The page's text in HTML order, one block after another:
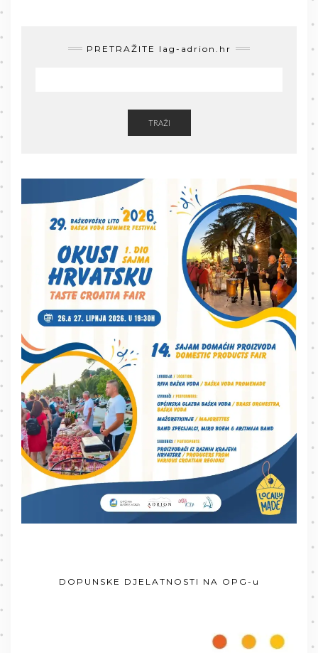
PRETRAŽITE lag-adrion.hr
TRAŽI
DOPUNSKE DJELATNOSTI NA OPG-u